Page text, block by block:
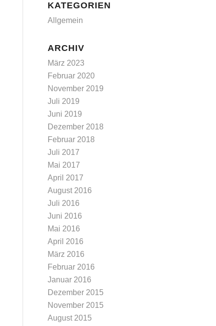
KATEGORIEN
Allgemein
ARCHIV
März 2023
Februar 2020
November 2019
Juli 2019
Juni 2019
Dezember 2018
Februar 2018
Juli 2017
Mai 2017
April 2017
August 2016
Juli 2016
Juni 2016
Mai 2016
April 2016
März 2016
Februar 2016
Januar 2016
Dezember 2015
November 2015
August 2015